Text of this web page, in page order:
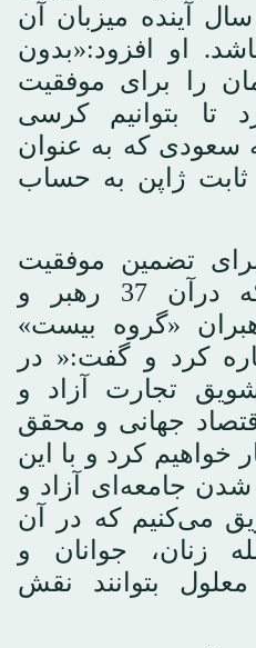
آینده میزبان آن
او افزود:«بدون
را برای موفقیت
تا بتوانیم کرسی
که به عنوان
ژاپن به حساب
تضمین موفقیت
«نشست بیست» که درآن 37 رهبر و
«گروه بیست»
کرد و گفت:« در
تجارت آزاد و
جهانی و محقق
کرد و با این
شدن جامعه‌ای آزاد و
می‌کنیم که در آن
زنان، جوانان و
بتوانند نقش